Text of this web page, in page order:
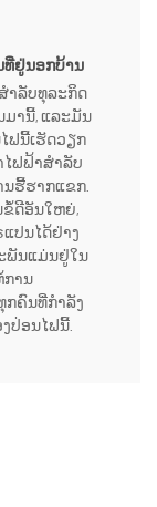
ທີ່ຢູ່ນອກບ້ານ
ຳລັບທຸລະກິດ
ມານີ້, ແລະມັນ
ຟນີ້ເຮັດວຽກ
ໄຟຟ້າສຳລັບ
ນຮີ້ຮາກແຂກ.
ຂໍ້ດີອັນໃຫຍ່,
ປນໄດ້ຢ່າງ
ພັນແມ່ນຢູ່ໃນ
ການ
ຄົນທີ່ກຳລັງ
ປ່ອນໄຟນີ້.